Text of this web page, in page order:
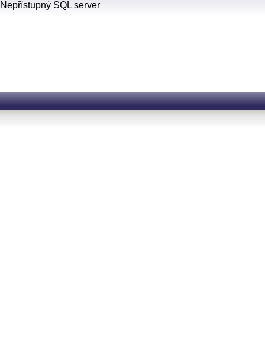
Nepřístupný SQL server